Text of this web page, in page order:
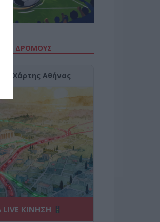
ΔΡΌΜΟΥΣ
Χάρτης Αθήνας
ΚΙΝΗΣΗ